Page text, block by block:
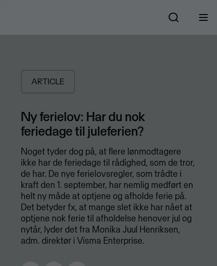
ARTICLE
Ny ferielov: Har du nok
feriedage til juleferien?
Noget tyder dog på, at flere lønmodtagere
ikke har de feriedage til rådighed, som de tror,
de har. De nye ferielovsregler, som trådte i
kraft den 1. september, har nemlig medført en
helt ny måde at optjene og afholde ferie på.
Det betyder fx, at mange slet ikke har nået at
optjene nok ferie til afholdelse henover jul og
nytår, lyder det fra Monika Juul Henriksen,
adm. direktør i Visma Enterprise.